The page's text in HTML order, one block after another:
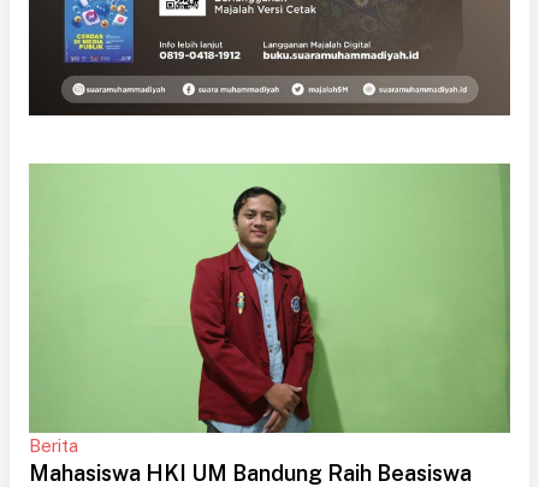
Berita
Mahasiswa HKI UM Bandung Raih Beasiswa